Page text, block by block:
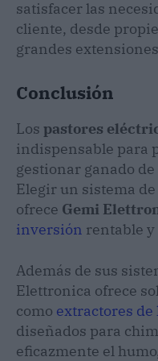
satisfacer las
cliente, desde
grandes
Conclusión
Los pastores
indispensable para
gestionar ganado
Elegir un sistema
ofrece Gemi
inversión rentable
Además de sus
Elettronica ofrece
como extractores de
diseñados para
eficazmente el